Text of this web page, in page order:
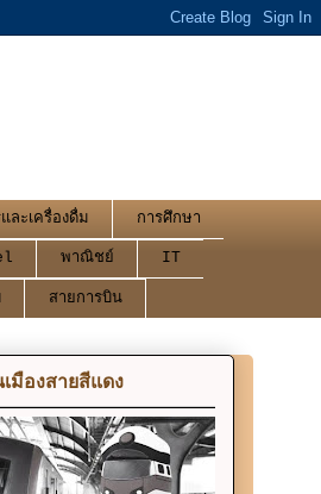
ละเครื่องดื่ม การศึกษา
พาณิชย์ IT
สายการบิน
มืองสายสีแดง